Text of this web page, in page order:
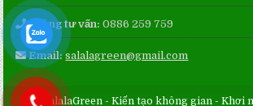
Phòng tư vấn: 0886 259 759
Email: salalagreen@gmail.com
SalalaGreen - Kiến tạo không gian - Khơi